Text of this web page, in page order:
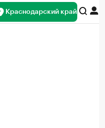
Краснодарский край